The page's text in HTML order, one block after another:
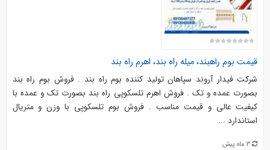
قیمت بوم راهبند، میله راه بند، اهرم راه بند
شرکت فیدار آروند سپاهان تولید کننده بوم راه بند . فروش بوم راه بند
بصورت عمده و تک . فروش اهرم تلسکوپی راه بند بصورت تک و عمده با
کیفیت عالی و قیمت مناسب . فروش بوم تلسکوپی با وزن و متریال
استاندارد ...
3 ماه پیش